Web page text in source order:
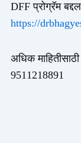
DFF प्रोग्रॅम
https://
अधिक
9511218891